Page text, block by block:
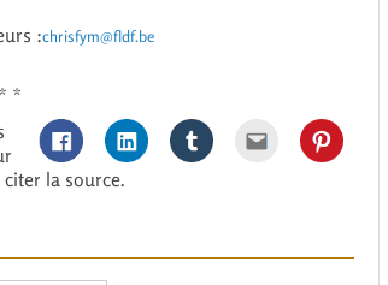
:chrisfym@fldf.be
*
la source.